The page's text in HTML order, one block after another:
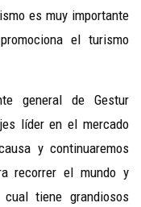
es muy importante
el turismo
general de Gestur
líder en el mercado
y continuaremos
recorrer el mundo y
tiene grandiosos